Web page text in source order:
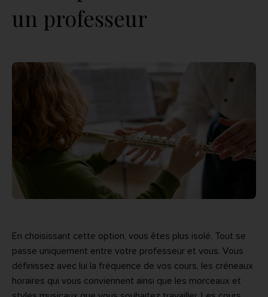
un professeur
En choisissant cette option, vous êtes plus isolé. Tout se
passe uniquement entre votre professeur et vous. Vous
définissez avec lui la fréquence de vos cours, les créneaux
horaires qui vous conviennent ainsi que les morceaux et